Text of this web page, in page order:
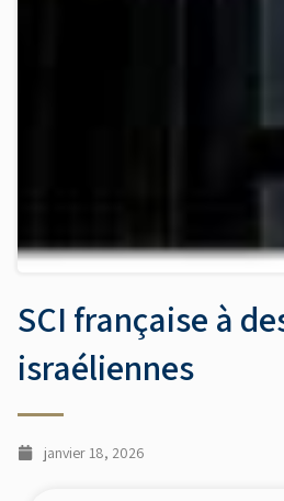
SCI française à
israéliennes
janvier 18, 2026